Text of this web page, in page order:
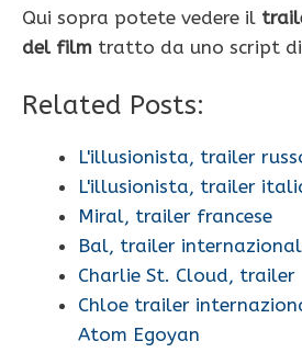
Qui sopra potete vedere il
del film tratto da uno script di
Related Posts:
L'illusionista, trailer
L'illusionista, trailer
Miral, trailer francese
Bal, trailer
Charlie St. Cloud, trailer
Chloe trailer
Atom Egoyan